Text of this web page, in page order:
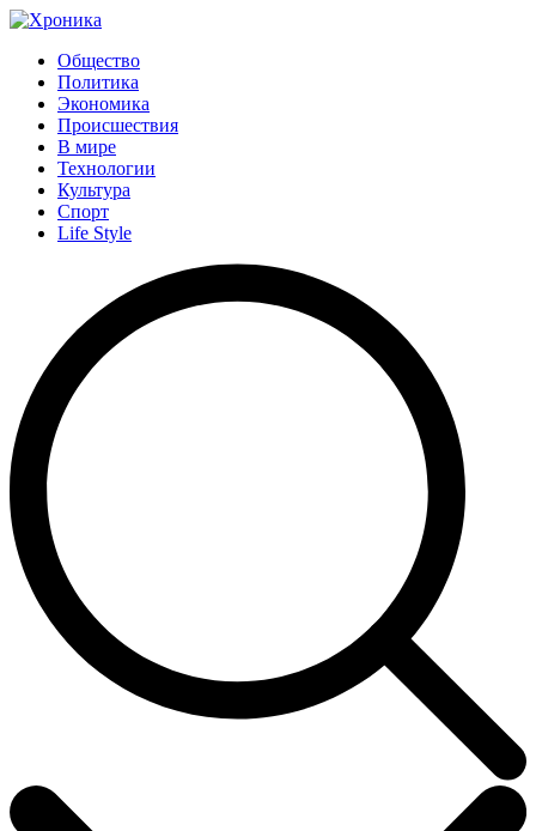
Общество
Политика
Экономика
Происшествия
В мире
Технологии
Культура
Спорт
Life Style